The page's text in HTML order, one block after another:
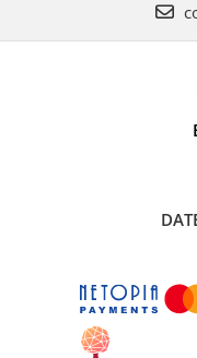
Tapet 3D Autoadeziv
Echipamente pt
Ventilatoare
Kituri de siguranta si
Kit-uri siguranta auto